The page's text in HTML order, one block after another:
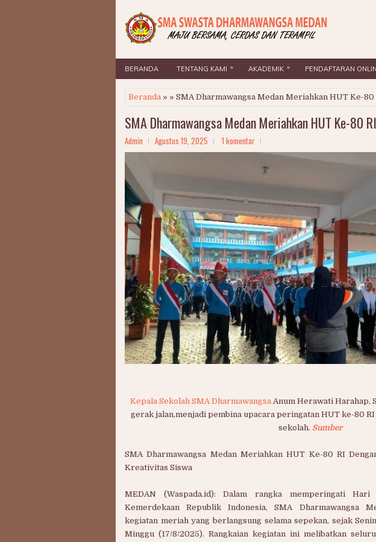
BERANDA TENTANG KAMI » AKADEMIK » PENDAFTARAN
Beranda » » SMA Dharmawangsa Medan Meriahkan HUT Ke-80
SMA Dharmawangsa Medan Meriahkan HUT Ke-80 RI
Admin Agustus 19, 2025 1 komentar
Kepala Sekolah SMA DharmawangsaAnum Herawati Harahap,
gerak jalan,menjadi pembina upacara peringatan HUT ke-80 RI
sekolah. Sumber
SMA Dharmawangsa Medan Meriahkan HUT Ke-80 RI
Kreativitas Siswa
MEDAN (Waspada.id): Dalam rangka memperingati
Kemerdekaan Republik Indonesia, SMA Dharmawangsa
kegiatan meriah yang berlangsung selama sepekan, sejak
Minggu (17/8/2025). Rangkaian kegiatan ini melibatkan